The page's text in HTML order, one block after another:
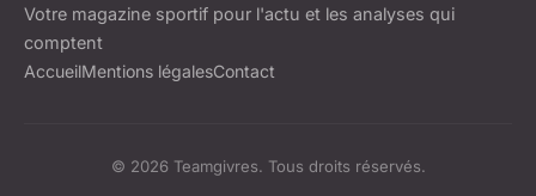
Votre magazine sportif pour l'actu et les analyses qui
comptent
AccueilMentions légalesContact
© 2026 Teamgivres. Tous droits réservés.